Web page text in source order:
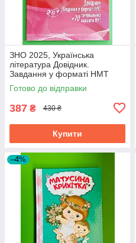
ЗНО 2025, Українська
література Довідник.
Завдання у форматі НМТ
2025. Авраменко Талант
Готово до відправки
387 ₴ 430 ₴
Купити
–4%